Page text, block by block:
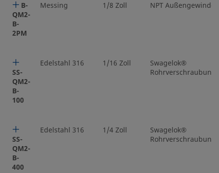
B-
QM2-
B-
2PM
Messing 1/8 Zoll NPT Außengewinde
SS-
QM2-
B-
100
Edelstahl 316 1/16 Zoll
Swagelok®
Rohrverschraubung
SS-
QM2-
B-
400
Edelstahl 316 1/4 Zoll
Swagelok®
Rohrverschraubung